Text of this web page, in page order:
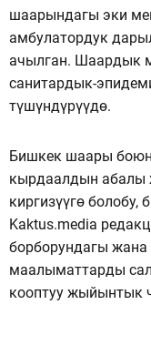
шаарындагы эки
амбулатордук
ачылган. Шаардык
санитардык-
түшүндүрүүдө.
Бишкек шаары
кырдаалдын абалы
киргизүүгө болобу,
Kaktus.media
борборундагы жана
маалыматтарды
кооптуу жыйынтык